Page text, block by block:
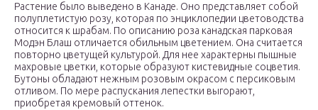
Растение было выведено в Канаде. Оно представляет собой
полуплетистую розу, которая по энциклопедии цветоводства
относится к шрабам. По описанию роза канадская парковая
Модэн Блаш отличается обильным цветением. Она считается
повторно цветущей культурой. Для нее характерны пышные
махровые цветки, которые образуют кистевидные соцветия.
Бутоны обладают нежным розовым окрасом с персиковым
отливом. По мере распускания лепестки выгорают,
приобретая кремовый оттенок.